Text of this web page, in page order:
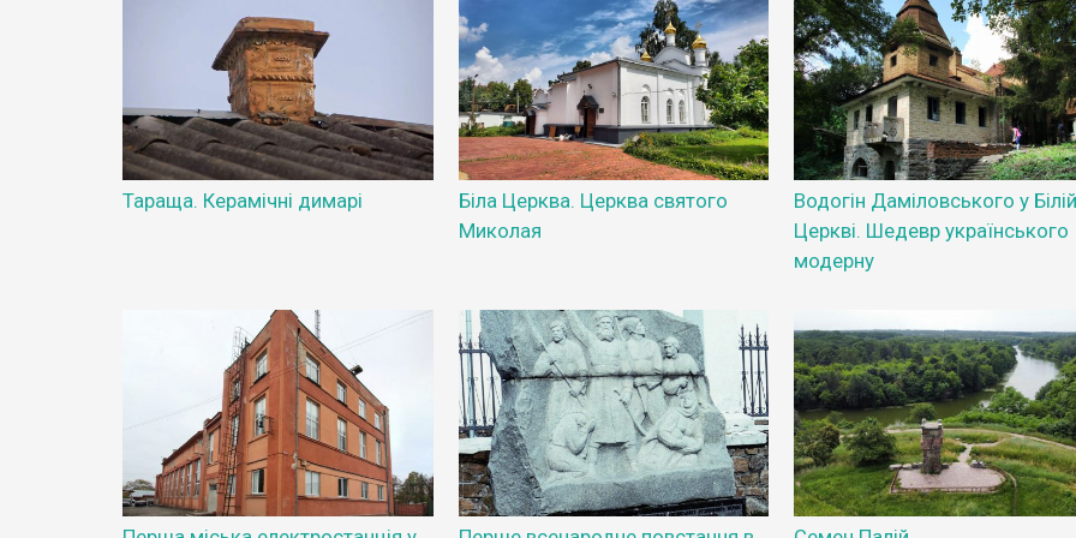
Тараща. Керамічні димарі
Біла Церква. Церква святого
Миколая
Водогін Даміловського у
Церкві. Шедевр українського
модерну